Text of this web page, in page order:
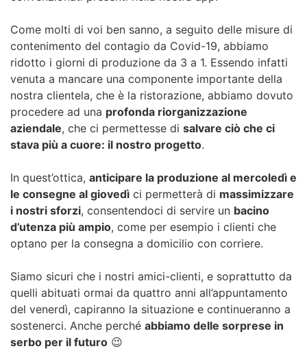
Come molti di voi ben sanno, a seguito delle misure di
contenimento del contagio da Covid-19, abbiamo
ridotto i giorni di produzione da 3 a 1. Essendo infatti
venuta a mancare una componente importante della
nostra clientela, che è la ristorazione, abbiamo dovuto
procedere ad una profonda riorganizzazione
aziendale, che ci permettesse di salvare ciò che ci
stava più a cuore: il nostro progetto.
In quest’ottica, anticipare la produzione al mercoledì e
le consegne al giovedì ci permetterà di massimizzare
i nostri sforzi, consentendoci di servire un bacino
d’utenza più ampio, come per esempio i clienti che
optano per la consegna a domicilio con corriere.
Siamo sicuri che i nostri amici-clienti, e soprattutto da
quelli abituati ormai da quattro anni all’appuntamento
del venerdì, capiranno la situazione e continueranno a
sostenerci. Anche perché abbiamo delle sorprese in
serbo per il futuro 😉